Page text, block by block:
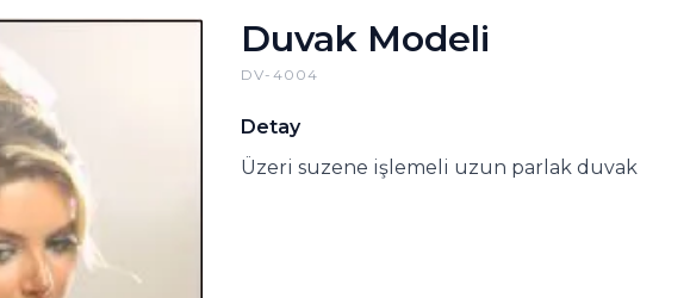
Duvak Modeli
DV-4004
Detay
Üzeri suzene işlemeli uzun parlak duvak